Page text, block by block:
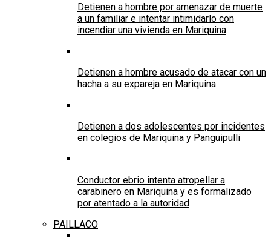
Detienen a hombre por amenazar de muerte
a un familiar e intentar intimidarlo con
incendiar una vivienda en Mariquina
Detienen a hombre acusado de atacar con un
hacha a su expareja en Mariquina
Detienen a dos adolescentes por incidentes
en colegios de Mariquina y Panguipulli
Conductor ebrio intenta atropellar a
carabinero en Mariquina y es formalizado
por atentado a la autoridad
PAILLACO